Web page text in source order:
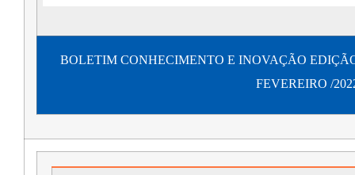
BOLETIM CONHECIMENTO E INOVAÇÃO
FEVEREIRO /